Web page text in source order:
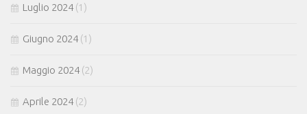
Luglio 2024 (1)
Giugno 2024 (1)
Maggio 2024 (2)
Aprile 2024 (2)